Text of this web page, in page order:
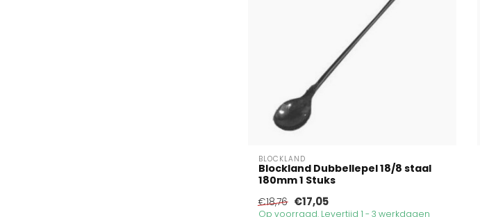
BLOCKLAND
Blockland Dubbellepel 18/8 staal
180mm 1 Stuks
€18,76 €17,05
Op voorraad. Levertijd 1 - 3 werkdagen